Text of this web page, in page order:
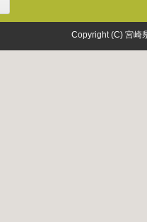
Copyright (C) 宮崎